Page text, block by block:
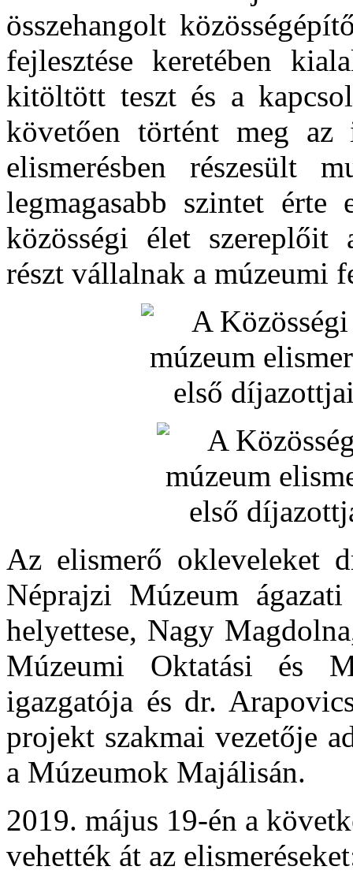
összehangolt
fejlesztése keretében
kitöltött teszt és a
követően történt meg az
elismerésben részesült
legmagasabb szintet
közösségi élet szereplőit
részt vállalnak a múzeumi
Az elismerő okleveleket
Néprajzi Múzeum
helyettese, Nagy
Múzeumi Oktatási és
igazgatója és dr.
projekt szakmai vezetője
a Múzeumok Majálisán.
2019. május 19-én a
vehették át az